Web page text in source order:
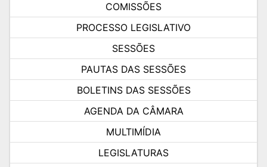
COMISSÕES
PROCESSO LEGISLATIVO
SESSÕES
PAUTAS DAS SESSÕES
BOLETINS DAS SESSÕES
AGENDA DA CÂMARA
MULTIMÍDIA
LEGISLATURAS